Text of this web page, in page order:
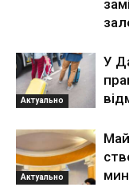
Актуально
У
Актуально